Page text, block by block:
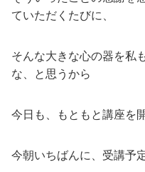
ていただくたびに、
そんな大きな心の器を私
な、と思うから
今日も、もともと講座を
今朝いちばんに、受講予